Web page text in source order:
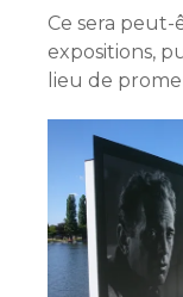
Ce sera peut-
expositions,
lieu de